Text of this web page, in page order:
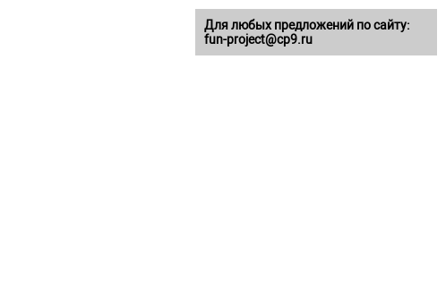
Для любых предложений по сайту:
fun-project@cp9.ru